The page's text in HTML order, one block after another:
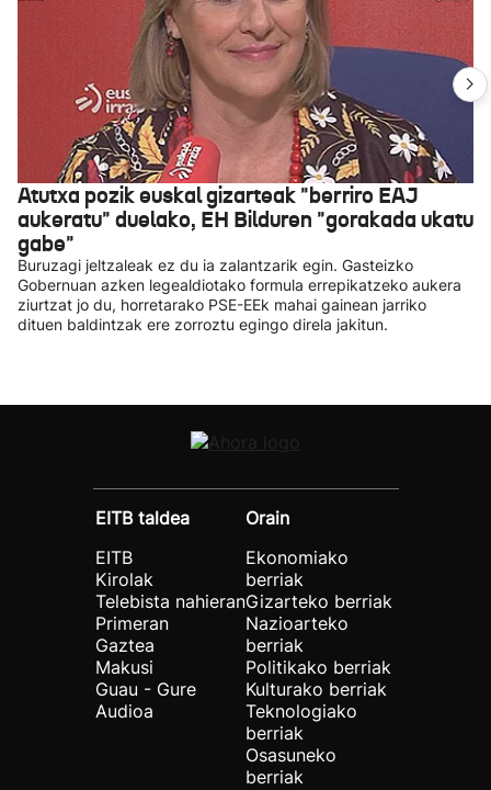
Atutxa pozik euskal gizarteak "berriro EAJ
aukeratu" duelako, EH Bilduren "gorakada ukatu
gabe"
Buruzagi jeltzaleak ez du ia zalantzarik egin. Gasteizko
Gobernuan azken legealdiotako formula errepikatzeko aukera
ziurtzat jo du, horretarako PSE-EEk mahai gainean jarriko
dituen baldintzak ere zorroztu egingo direla jakitun.
EITB taldea
EITB
Kirolak
Telebista nahieran
Primeran
Gaztea
Makusi
Guau - Gure
Audioa
Orain
Ekonomiako
berriak
Gizarteko berriak
Nazioarteko
berriak
Politikako berriak
Kulturako berriak
Teknologiako
berriak
Osasuneko
berriak